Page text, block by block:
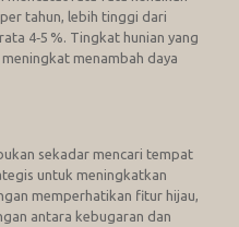
tahun, lebih tinggi dari
4‑5 %. Tingkat hunian yang
menambah daya
sekadar mencari tempat
untuk meningkatkan
memperhatikan fitur hijau,
antara kebugaran dan